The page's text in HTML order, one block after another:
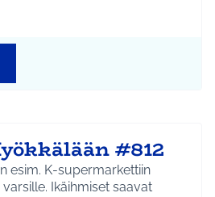
mukaan: Koko Tuusula
#812
esim. K-supermarkettiin
Ikäihmiset saavat